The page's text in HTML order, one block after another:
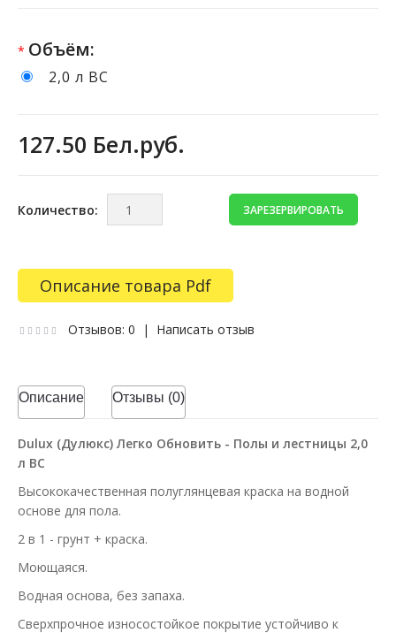
* Объём:
2,0 л BC
127.50 Бел.руб.
Количество:
Описание товара Pdf
Отзывов: 0 | Написать отзыв
Описание Отзывы (0)
Dulux (Дулюкс) Легко Обновить - Полы и лестницы 2,0
л BC
Высококачественная полуглянцевая краска на водной
основе для пола.
2 в 1 - грунт + краска.
Моющаяся.
Водная основа, без запаха.
Сверхпрочное износостойкое покрытие устойчиво к